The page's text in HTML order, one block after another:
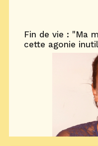
Fin de vie : "Ma
cette agonie